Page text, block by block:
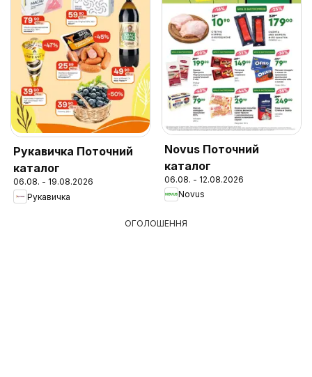
Рукавичка Поточний
каталог
06.08. - 19.08.2026
Рукавичка
Novus Поточний
каталог
06.08. - 12.08.2026
Novus
ОГОЛОШЕННЯ